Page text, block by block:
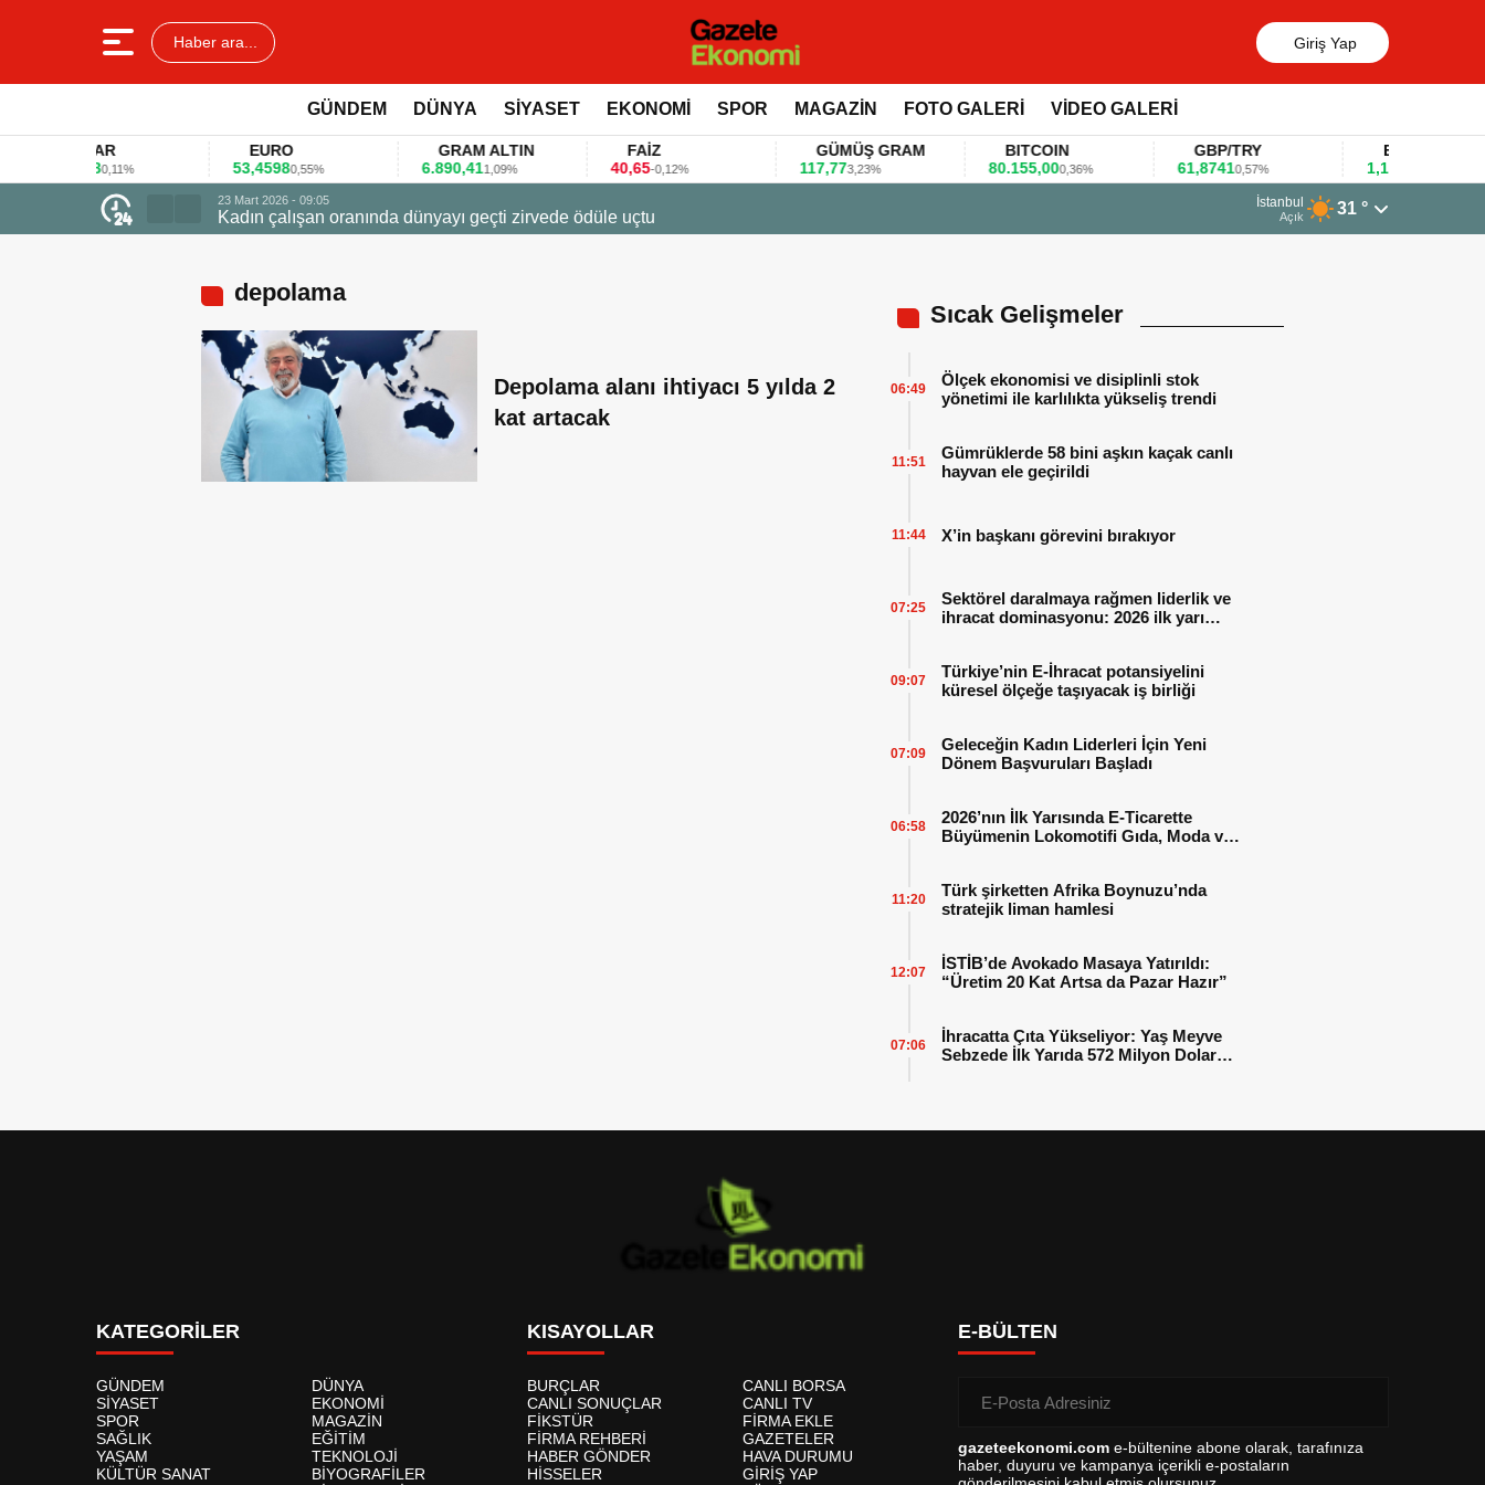
Haber ara... Giriş Yap
GÜNDEM DÜNYA SİYASET EKONOMİ SPOR MAGAZİN FOTO GALERİ VİDEO GALERİ
0,11%
EURO
53,45980,55%
GRAM ALTIN
6.890,411,09%
FAİZ
40,65-0,12%
GÜMÜŞ GRAM
117,773,23%
BITCOIN
80.155,000,36%
GBP/TRY
61,87410,57%
EUR/USD
1,17810,47%
Firmalar gıda fuarlarını bu anket ile değerlendirdi
İstanbul
Açık 31 °
depolama
Depolama alanı ihtiyacı 5 yılda 2
kat artacak
Sıcak Gelişmeler
Ölçek ekonomisi ve disiplinli stok
yönetimi ile karlılıkta yükseliş trendi
06:49
Gümrüklerde 58 bini aşkın kaçak canlı
hayvan ele geçirildi
11:51
X’in başkanı görevini bırakıyor
11:44
Sektörel daralmaya rağmen liderlik ve
ihracat dominasyonu: 2026 ilk yarı
07:25
Türkiye’nin E-İhracat potansiyelini
küresel ölçeğe taşıyacak iş birliği
09:07
Geleceğin Kadın Liderleri İçin Yeni
Dönem Başvuruları Başladı
07:09
2026’nın İlk Yarısında E-Ticarette
Büyümenin Lokomotifi Gıda, Moda ve
06:58
Türk şirketten Afrika Boynuzu’nda
stratejik liman hamlesi
11:20
İSTİB’de Avokado Masaya Yatırıldı:
“Üretim 20 Kat Artsa da Pazar Hazır”
12:07
İhracatta Çıta Yükseliyor: Yaş Meyve
Sebzede İlk Yarıda 572 Milyon Dolar
07:06
KATEGORİLER
GÜNDEM
DÜNYA
SİYASET
EKONOMİ
SPOR
MAGAZİN
SAĞLIK
EĞİTİM
YAŞAM
TEKNOLOJİ
KÜLTÜR SANAT
BİYOGRAFİLER
KISAYOLLAR
BURÇLAR
CANLI BORSA
CANLI SONUÇLAR
CANLI TV
FİKSTÜR
FİRMA EKLE
FİRMA REHBERİ
GAZETELER
HABER GÖNDER
HAVA DURUMU
HİSSELER
GİRİŞ YAP
E-BÜLTEN
gazeteekonomi.com e-bültenine abone olarak, tarafınıza
haber, duyuru ve kampanya içerikli e-postaların